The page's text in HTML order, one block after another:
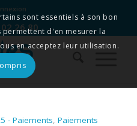
26 80
- Paiements, Paiements
sont essentiels à son bon
d'en mesurer la
en acceptez leur utilisation.